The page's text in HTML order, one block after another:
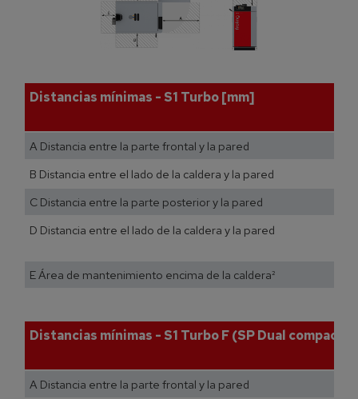
Distancias mínimas - S1 Turbo [mm]
A Distancia entre la parte frontal y la pared
B Distancia entre el lado de la caldera y la pared
C Distancia entre la parte posterior y la pared
D Distancia entre el lado de la caldera y la pared
E Área de mantenimiento encima de la caldera²
Distancias mínimas - S1 Turbo F (SP Dual compact)
A Distancia entre la parte frontal y la pared